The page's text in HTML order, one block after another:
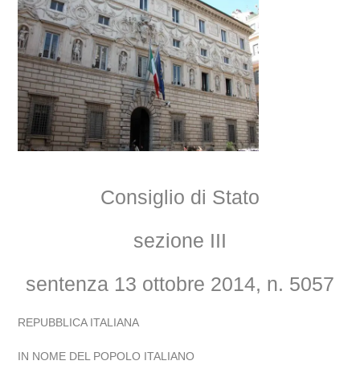
Consiglio di Stato
sezione III
sentenza 13 ottobre 2014, n. 5057
REPUBBLICA ITALIANA
IN NOME DEL POPOLO ITALIANO